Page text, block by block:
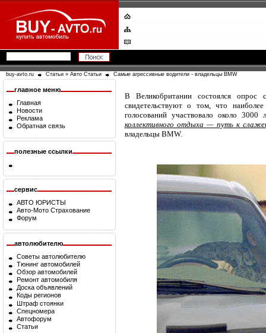
buy-avto.ru Статьи » Авто Статьи Самыe агрессивныe водители - владельцы BMW
главное меню
Главная
Новости
Реклама
Обратная связь
полезные ссылки
сервис
АВТО ЮРИСТЫ
Авто-Мото Страхование
Форум
автолюбителю
Советы автолюбителю
Тюнинг автомобилей
Обзор автомобилей
Ремонт автомобиля
Доска объявлений
Коды регионов
Штраф стоянки
Спецномера
Автофорум
Статьи
В Великобритании состоялся опрос
свидетельствуют о том, что
голосований участвовало около
коллективного отдыха — путь к
владельцы BMW.